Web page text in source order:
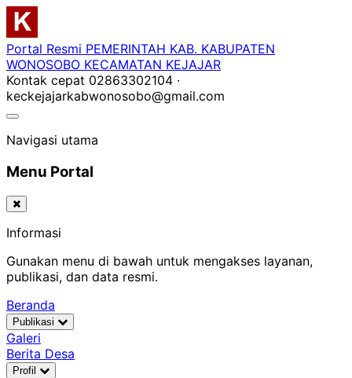
Portal Resmi PEMERINTAH KAB. KABUPATEN
WONOSOBO KECAMATAN KEJAJAR
Kontak cepat 02863302104 ·
keckejajarkabwonosobo@gmail.com
Navigasi utama
Menu Portal
Informasi
Gunakan menu di bawah untuk mengakses layanan,
publikasi, dan data resmi.
Beranda
Publikasi
Galeri
Berita Desa
Profil